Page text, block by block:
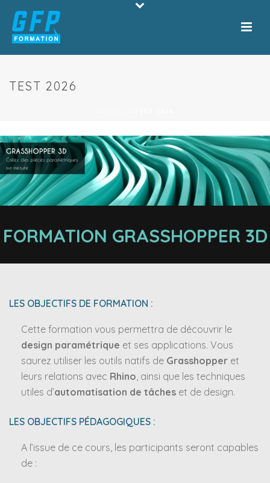
TEST 2026
FORMATION GRASSHOPPER 3D
LES OBJECTIFS DE FORMATION :
Cette formation vous permettra de découvrir le
design paramétrique et ses applications. Vous
saurez utiliser les outils natifs de Grasshopper et
leurs relations avec Rhino, ainsi que les techniques
utiles d’automatisation de tâches et de design.
LES OBJECTIFS PÉDAGOGIQUES :
A l’issue de ce cours, les participants seront capables
de :